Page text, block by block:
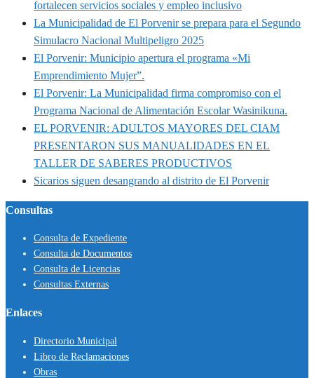
fortalecen servicios sociales y empleo inclusivo
La Municipalidad de El Porvenir se prepara para el Segundo
Simulacro Nacional Multipeligro 2025
El Porvenir: Municipio apertura el programa «Mi
Emprendimiento Mujer”.
El Porvenir: La Municipalidad firma compromiso con el
Programa Nacional de Alimentación Escolar Wasinikuna.
EL PORVENIR: ADULTOS MAYORES DEL CIAM
PRESENTARON SUS MANUALIDADES EN EL
TALLER DE SABERES PRODUCTIVOS
Sicarios siguen desangrando al distrito de El Porvenir
Consultas
Consulta de Expediente
Consulta de Documentos
Consulta de Licencias
Consultas Externas
Enlaces
Directorio Municipal
Libro de Reclamaciones
Obras